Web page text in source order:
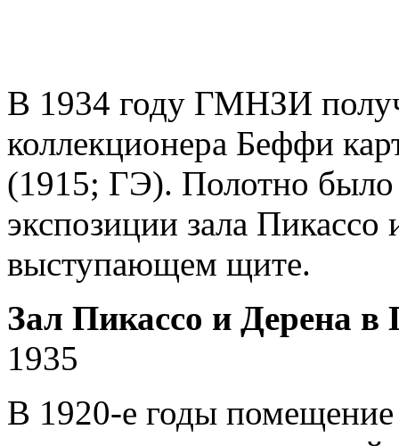
В 1934 году ГМНЗИ
коллекционера Беффи
(1915; ГЭ). Полотно было
экспозиции зала
выступающем щите.
Зал Пикассо и Дерена
1935
В 1920-е годы помещение